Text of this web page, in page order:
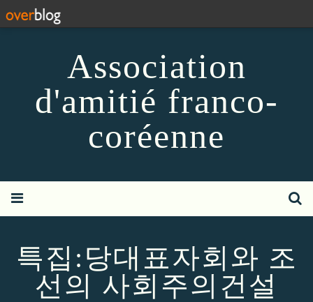
Association
d'amitié franco-
coréenne
특집:당대표자회와 조
선의 사회주의건설